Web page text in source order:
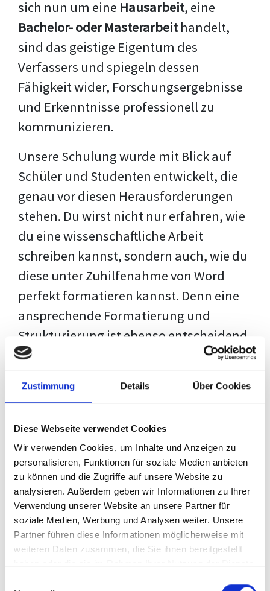
Zustimmung Details Über Cookies
Diese Webseite verwendet Cookies
Wir verwenden Cookies, um Inhalte und Anzeigen zu
personalisieren, Funktionen für soziale Medien anbieten
zu können und die Zugriffe auf unsere Website zu
analysieren. Außerdem geben wir Informationen zu Ihrer
Verwendung unserer Website an unsere Partner für
soziale Medien, Werbung und Analysen weiter. Unsere
Partner führen diese Informationen möglicherweise mit
weiteren Daten zusammen, die Sie ihnen bereitgestellt
haben oder die sie im Rahmen Ihrer Nutzung der Dienste
sich nun um eine Hausarbeit, eine
Bachelor- oder Masterarbeithandelt,
sind das geistige Eigentum des
Verfassers und spiegeln dessen
Fähigkeit wider, Forschungsergebnisse
und Erkenntnisse professionell zu
kommunizieren.
Unsere Schulung wurde mit Blick auf
Schüler und Studenten entwickelt, die
genau vor diesen Herausforderungen
stehen. Du wirst nicht nur erfahren, wie
du eine wissenschaftliche Arbeit
schreiben kannst, sondern auch, wie du
diese unter Zuhilfenahme von Word
perfekt formatieren kannst. Denn eine
ansprechende Formatierung und
Strukturierung ist ebenso entscheidend
wie der Inhalt selbst. Jeder Prüfer hat
eigene Erwartungen, und unsere
Schulung ist so konzipiert, dass sie dir
deiner individuellen Vorlage zeigt,
anstatt eine Einheitslösung zu bieten.
Der Prozess des wissenschaftlichen
Schreibens kann ohne das richtige
Wissen eine große Herausforderung
darstellen. Jedoch, ausgestattet mit
denTechniken und Strategiendieses
Kurses, wird die Formatierung deiner